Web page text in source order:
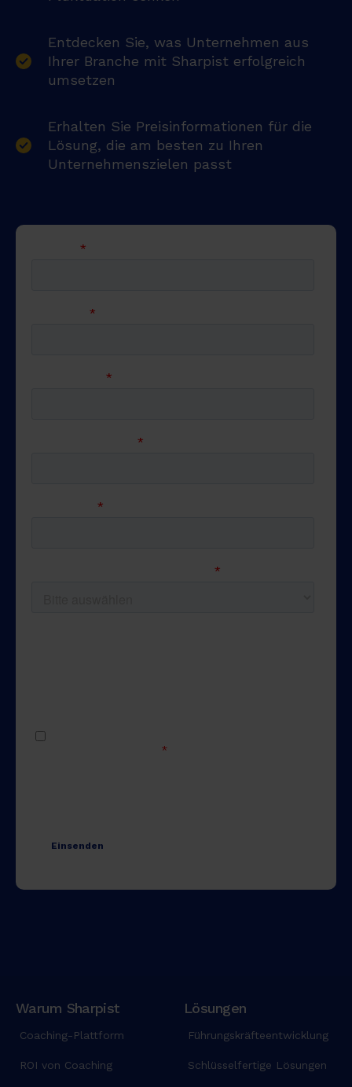
Entdecken Sie, was Unternehmen aus
Ihrer Branche mit Sharpist erfolgreich
umsetzen
Erhalten Sie Preisinformationen für die
Lösung, die am besten zu Ihren
Unternehmenszielen passt
Warum Sharpist
Coaching-Plattform
ROI von Coaching
Lösungen
Führungskräfteentwicklung
Schlüsselfertige Lösungen